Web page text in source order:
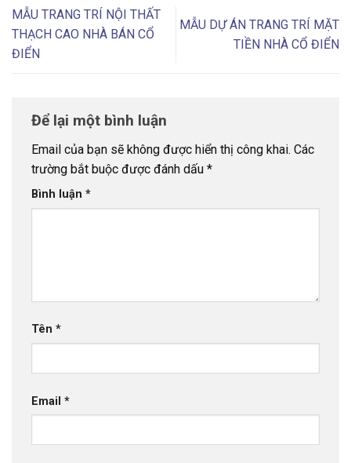
MẪU TRANG TRÍ NỘI THẤT
THẠCH CAO NHÀ BÁN CỔ
ĐIỂN
MẪU DỰ ÁN TRANG TRÍ MẶT
TIỀN NHÀ CỔ ĐIỂN
Để lại một bình luận
Email của bạn sẽ không được hiển thị công khai. Các
trường bắt buộc được đánh dấu *
Bình luận *
Tên *
Email *